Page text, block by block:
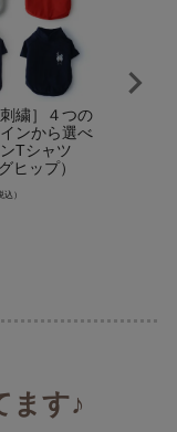
刺繍］４つの
ンから選べ
Tシャツ
ヒップ）
込）
ます♪